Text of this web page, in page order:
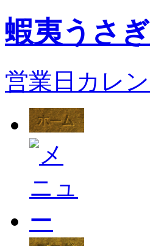
蝦夷うさぎ
営業日カレ